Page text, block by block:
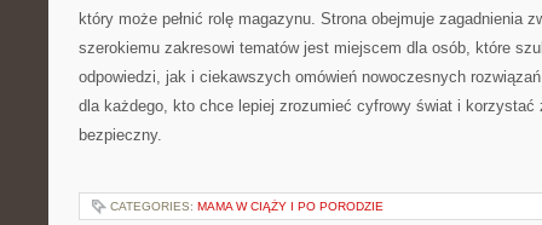
który może pełnić rolę magazynu. Strona obejmuje zagadnienia
szerokiemu zakresowi tematów jest miejscem dla osób, które
odpowiedzi, jak i ciekawszych omówień nowoczesnych
dla każdego, kto chce lepiej zrozumieć cyfrowy świat i korzystać
bezpieczny.
CATEGORIES: MAMA W CIĄŻY I PO PORODZIE